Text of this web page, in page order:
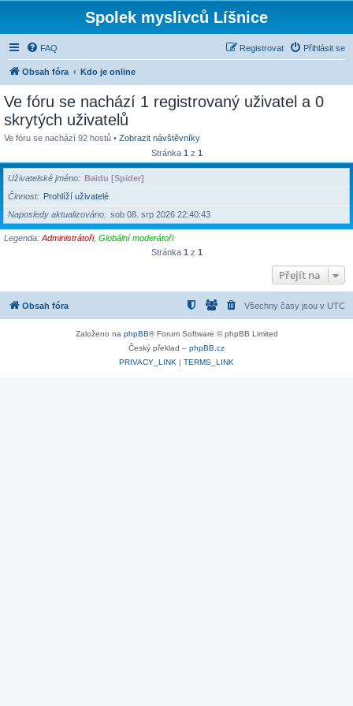
Spolek myslivců Líšnice
FAQ Přihlásit se
Registrovat
Obsah fóra Kdo je online
Ve fóru se nachází 1 registrovaný uživatel a 0
skrytých uživatelů
Ve fóru se nachází 92 hostů • Zobrazit návštěvníky
Stránka 1 z 1
Uživatelské jméno
Baidu [Spider]
Činnost
Prohlíží uživatelé
Naposledy aktualizováno
sob 08. srp 2026 22:40:43
Legenda: Administrátoři, Globální moderátoři
Stránka 1 z 1
Přejít na
Obsah fóra Všechny časy jsou v UTC
Založeno na phpBB® Forum Software © phpBB Limited
Český překlad – phpBB.cz
PRIVACY_LINK | TERMS_LINK